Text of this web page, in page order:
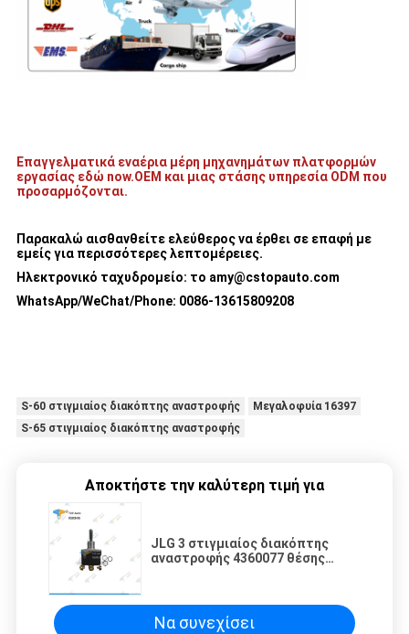
Επαγγελματικά εναέρια μέρη μηχανημάτων πλατφορμών
εργασίας εδώ now.OEM και μιας στάσης υπηρεσία ODM που
προσαρμόζονται.
Παρακαλώ αισθανθείτε ελεύθερος να έρθει σε επαφή με
εμείς για περισσότερες λεπτομέρειες.
Ηλεκτρονικό ταχυδρομείο: το amy@cstopauto.com
WhatsApp/WeChat/Phone: 0086-13615809208
S-60 στιγμιαίος διακόπτης αναστροφής
Μεγαλοφυία 16397
S-65 στιγμιαίος διακόπτης αναστροφής
Αποκτήστε την καλύτερη τιμή για
JLG 3 στιγμιαίος διακόπτης
αναστροφής 4360077 θέσης
Να συνεχίσει